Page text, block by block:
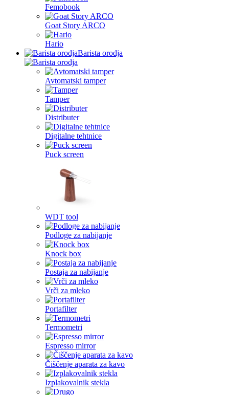
Femobook
Goat Story ARCO
Hario
Barista orodja
Avtomatski tamper
Tamper
Distributer
Digitalne tehtnice
Puck screen
WDT tool
Podloge za nabijanje
Knock box
Postaja za nabijanje
Vrči za mleko
Portafilter
Termometri
Espresso mirror
Čiščenje aparata za kavo
Izplakovalnik stekla